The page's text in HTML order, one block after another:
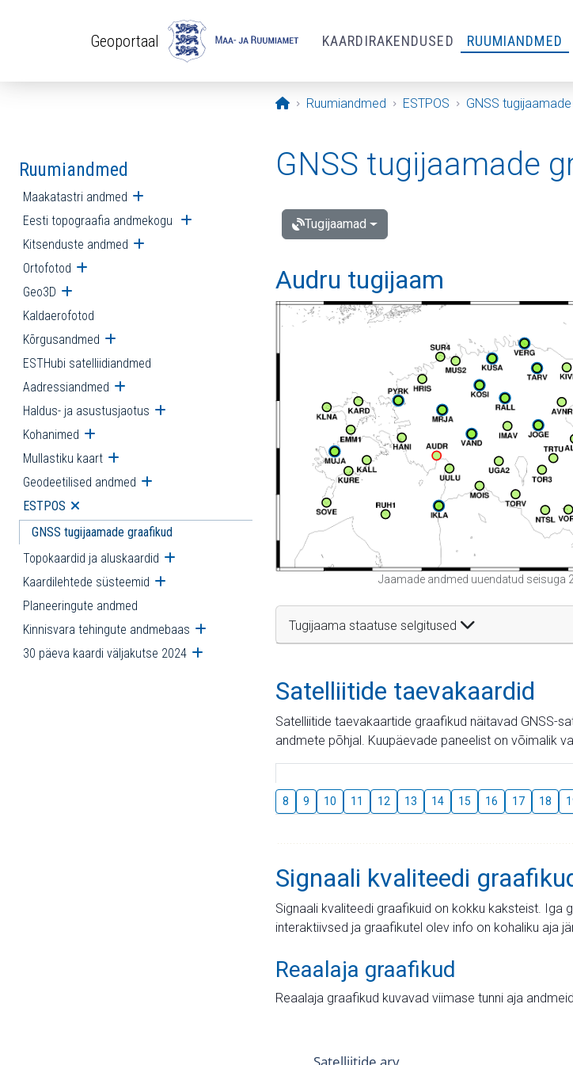
Geoportaal KAARDIRAKENDUSED RUUMIANDMED
Avaleht
Ruumiandmed ESTPOS GNSS
Ruumiandmed
Maakatastri andmed Ava alammenüü
Eesti topograafia andmekogu Ava alammenüü
Kitsenduste andmed Ava alammenüü
Ortofotod Ava alammenüü
Geo3D Ava alammenüü
Kaldaerofotod
Kõrgusandmed Ava alammenüü
ESTHubi satelliidiandmed
Aadressiandmed Ava alammenüü
Haldus- ja asustusjaotus Ava alammenüü
Kohanimed Ava alammenüü
Mullastiku kaart Ava alammenüü
Geodeetilised andmed Ava alammenüü
ESTPOS Ava alammenüü
GNSS tugijaamade graafikud
Topokaardid ja aluskaardid Ava alammenüü
Kaardilehtede süsteemid Ava alammenüü
Planeeringute andmed
Kinnisvara tehingute andmebaas Ava alammenüü
30 päeva kaardi väljakutse 2024 Ava alammenüü
GNSS tugijaamade
Tugijaamad
Audru tugijaam
Jaamade andmed uuendatud seisuga
Tugijaama staatuse selgitused
Satelliitide taevakaardid
Satelliitide taevakaartide graafikud näitavad GNSS-
andmete põhjal. Kuupäevade paneelist on võimalik
8 9 10 11 12 13 14 15 16 17 18
Signaali kvaliteedi
Signaali kvaliteedi graafikuid on kokku kaksteist. Iga
interaktiivsed ja graafikutel olev info on kohaliku aja
Reaalaja graafikud
Reaalaja graafikud kuvavad viimase tunni aja